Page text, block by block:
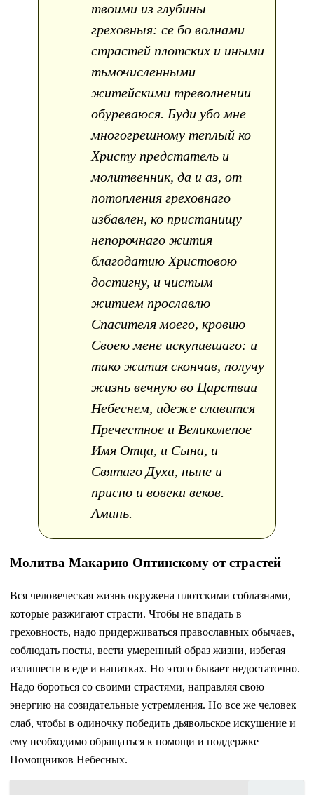
твоими из глубины
греховныя: се бо волнами
страстей плотских и иными
тьмочисленными
житейскими треволнении
обуреваюся. Буди убо мне
многогрешному теплый ко
Христу предстатель и
молитвенник, да и аз, от
потопления греховнаго
избавлен, ко пристанищу
непорочнаго жития
благодатию Христовою
достигну, и чистым
житием прославлю
Спасителя моего, кровию
Своею мене искупившаго: и
тако жития скончав, получу
жизнь вечную во Царствии
Небеснем, идеже славится
Пречестное и Великолепое
Имя Отца, и Сына, и
Святаго Духа, ныне и
присно и вовеки веков.
Аминь.
Молитва Макарию Оптинскому от страстей
Вся человеческая жизнь окружена плотскими соблазнами,
которые разжигают страсти. Чтобы не впадать в
греховность, надо придерживаться православных обычаев,
соблюдать посты, вести умеренный образ жизни, избегая
излишеств в еде и напитках. Но этого бывает недостаточно.
Надо бороться со своими страстями, направляя свою
энергию на созидательные устремления. Но все же человек
слаб, чтобы в одиночку победить дьявольское искушение и
ему необходимо обращаться к помощи и поддержке
Помощников Небесных.